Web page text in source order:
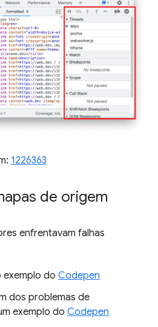
1226363
de origem
enfrentavam falhas
exemplo do Codepen
dos problemas de
exemplo do Codepen